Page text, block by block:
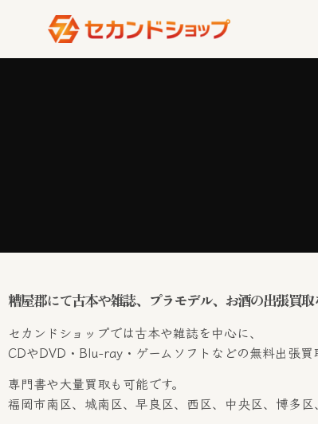
糟屋郡にて古本や雑誌、プラモデル、お酒の出張買
セカンドショップでは古本や雑誌を中心に、
CDやDVD・Blu-ray・ゲームソフトなどの無料出張買
専門書や大量買取も可能です。
福岡市南区、城南区、早良区、西区、中央区、博多